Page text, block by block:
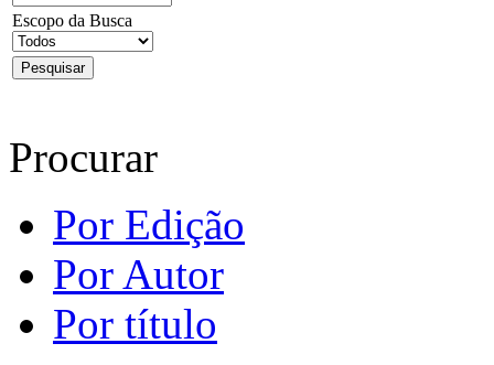
Escopo da Busca
Procurar
Por Edição
Por Autor
Por título